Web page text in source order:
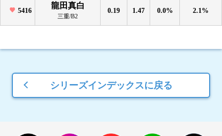
5416 龍田真白
三重/B2
0.19 1.47 0.0% 2.1%
シリーズインデックスに戻る